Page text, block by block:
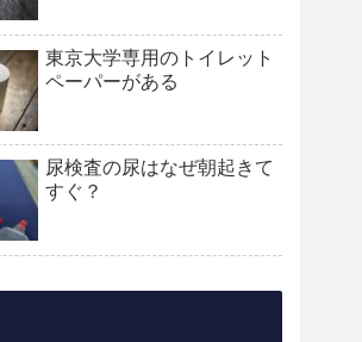
東京大学専用のトイレット
ペーパーがある
尿検査の尿はなぜ朝起きて
すぐ？